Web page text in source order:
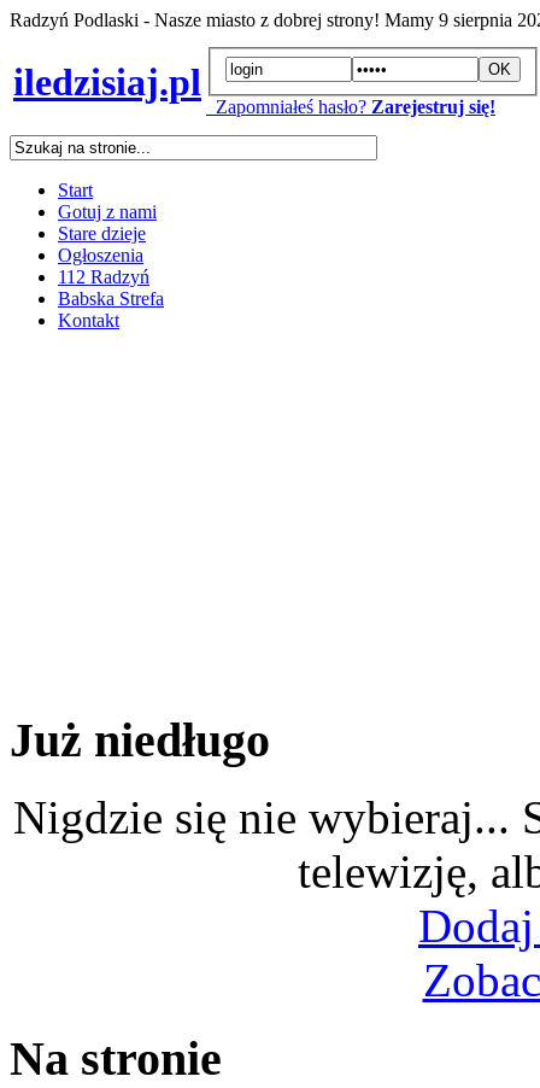
Radzyń Podlaski - Nasze miasto z dobrej strony! Mamy 9 sierpnia
iledzisiaj.pl
Zapomniałeś hasło? Zarejestruj się!
Start
Gotuj z nami
Stare dzieje
Ogłoszenia
112 Radzyń
Babska Strefa
Kontakt
Już niedługo
Nigdzie się nie wybieraj...
telewizję,
Na stronie